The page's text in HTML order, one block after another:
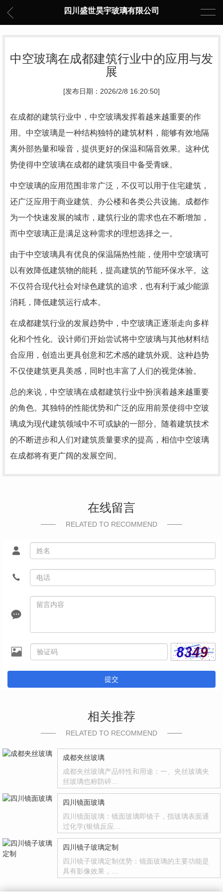
四川盛世昊宇玻璃有限公司
中空玻璃在成都建筑行业中的应用与发
展
[发布日期：2026/2/8 16:20:50]
在成都的建筑行业中，中空玻璃发挥着越来越重要的作
用。中空玻璃是一种结构独特的建筑材料，能够有效地隔
离外部热量和噪音，提供更好的保温和隔音效果。这种优
势使得中空玻璃在成都的建筑项目中备受青睐。
中空玻璃的应用范围非常广泛，不仅可以用于住宅建筑，
还广泛应用于商业建筑、办公楼和各类公共设施。成都作
为一个快速发展的城市，建筑行业的需求也在不断增加，
而中空玻璃正是满足这种需求的理想选择之一。
由于中空玻璃具有优良的保温隔热性能，使用中空玻璃可
以有效降低建筑物的能耗，提高建筑的节能环保水平。这
不仅符合现代社会对绿色建筑的追求，也有利于减少能源
消耗，降低建筑运行成本。
在成都建筑行业的发展趋势中，中空玻璃正逐渐走向多样
化和个性化。设计师们开始尝试将中空玻璃与其他材料结
合应用，创造出更具创意和艺术感的建筑外观。这种趋势
不仅使建筑更具美感，同时也丰富了人们的视觉体验。
总的来说，中空玻璃在成都建筑行业中扮演着越来越重要
的角色。其独特的性能优势和广泛的应用前景使得中空玻
璃成为现代建筑领域中不可或缺的一部分。随着建筑技术
的不断进步和人们对建筑质量要求的提高，相信中空玻璃
在成都将有更广阔的发展空间。
在线留言
RELATED TO RECOMMEND
提交
相关推荐
RELATED TO RECOMMEND
成都夹丝玻璃
成都夹丝玻璃产品特性和用途：一、夹丝玻璃夹
丝玻璃也称防碎…
四川镜面玻璃
四川镜面玻璃：镜面玻璃即镜子，指玻璃表面通
过化学(银镜反应…
四川镜子玻璃定制
四川镜子玻璃定制优势：镜面玻璃的主要功能是
具有影像效果，…